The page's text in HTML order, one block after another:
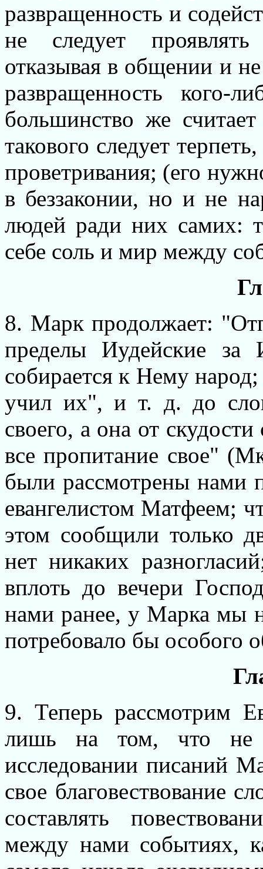
развращенность и
не следует
отказывая в общении и
развращенность кого-
большинство же
такового следует
проветривания; (его
в беззаконии, но и не
людей ради них самих:
себе соль и мир между
8. Марк продолжает:
пределы Иудейские за
собирается к Нему
учил их", и т. д. до
своего, а она от
все пропитание свое"
были рассмотрены нами
евангелистом Матфеем;
этом сообщили только
нет никаких
вплоть до вечери
нами ранее, у Марка мы
потребовало бы особого
9. Теперь рассмотрим
лишь на том, что не
исследовании писаний
свое благовествование
составлять
между нами событиях,